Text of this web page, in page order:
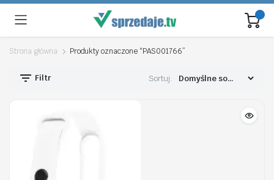
Strona główna Produkty oznaczone “PAS001766”
Filtr Sortuj: